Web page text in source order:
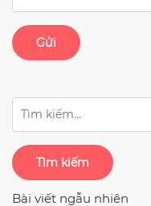
Gửi
Tìm kiếm
Bài viết ngẫu nhiên